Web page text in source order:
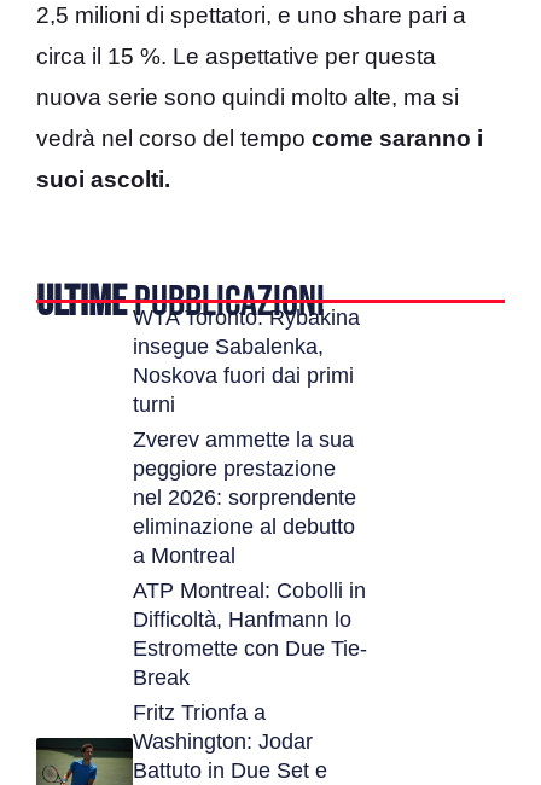
2,5 milioni di spettatori, e uno share pari a
circa il 15 %. Le aspettative per questa
nuova serie sono quindi molto alte, ma si
vedrà nel corso del tempo come saranno i
suoi ascolti.
ULTIMEPUBBLICAZIONI
WTA Toronto: Rybakina
insegue Sabalenka,
Noskova fuori dai primi
turni
Zverev ammette la sua
peggiore prestazione
nel 2026: sorprendente
eliminazione al debutto
a Montreal
ATP Montreal: Cobolli in
Difficoltà, Hanfmann lo
Estromette con Due Tie-
Break
Fritz Trionfa a
Washington: Jodar
Battuto in Due Set e